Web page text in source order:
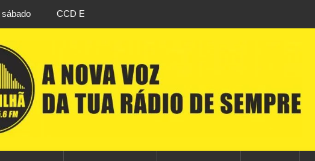
da
levou milhares de visitantes a Penamacor